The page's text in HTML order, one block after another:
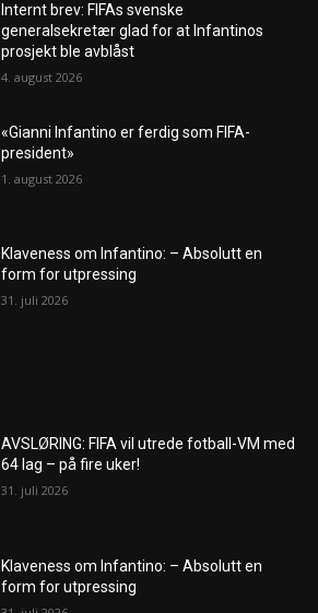
Internt brev: FIFAs svenske
generalsekretær glad for at Infantinos
prosjekt ble avblåst
4. august 2026
«Gianni Infantino er ferdig som FIFA-
president»
1. august 2026
Klaveness om Infantino: – Absolutt en
form for utpressing
31. juli 2026
AVSLØRING: FIFA vil utrede fotball-VM med
64 lag – på fire uker!
31. juli 2026
Klaveness om Infantino: – Absolutt en
form for utpressing